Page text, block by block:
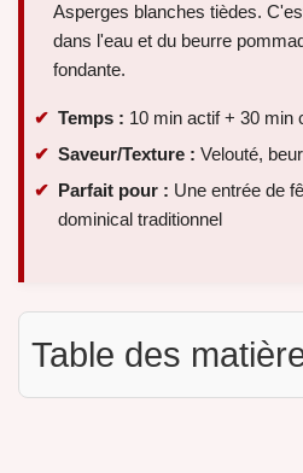
Asperges blanches tièdes.
dans l'eau et du beurre
fondante.
Temps : 10 min actif + 30 min
Saveur/Texture : Velouté,
Parfait pour : Une entrée de
dominical traditionnel
Table des